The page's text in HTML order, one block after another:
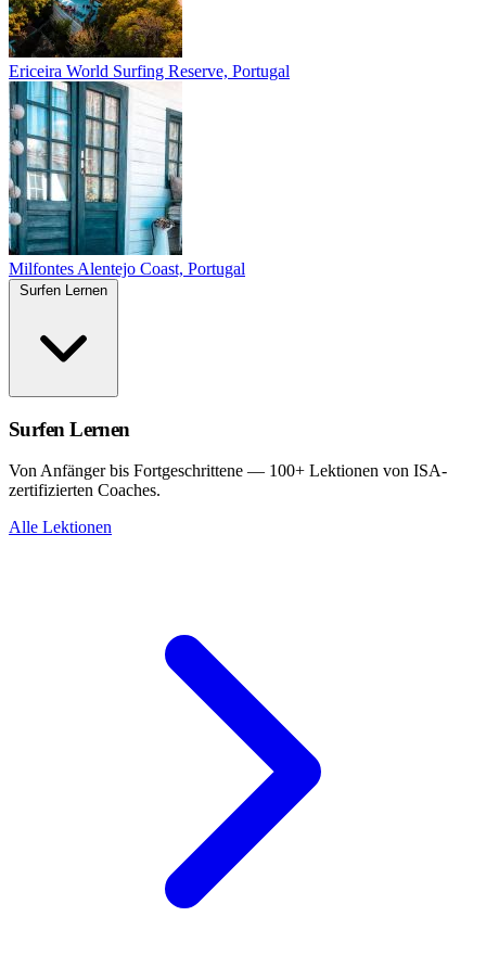
Ericeira World Surfing Reserve, Portugal
Milfontes Alentejo Coast, Portugal
Surfen Lernen
Von Anfänger bis Fortgeschrittene — 100+ Lektionen von ISA-
zertifizierten Coaches.
Alle Lektionen